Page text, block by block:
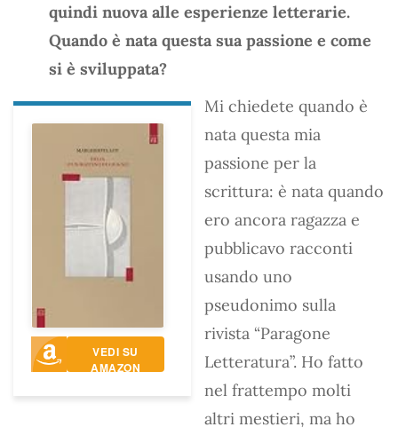
quindi nuova alle esperienze letterarie.
Quando è nata questa sua passione e come
si è sviluppata?
VEDI SU
AMAZON
Mi chiedete quando è
nata questa mia
passione per la
scrittura: è nata quando
ero ancora ragazza e
pubblicavo racconti
usando uno
pseudonimo sulla
rivista “Paragone
Letteratura”. Ho fatto
nel frattempo molti
altri mestieri, ma ho